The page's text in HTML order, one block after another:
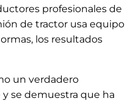
profesionales de
de tractor usa equipo
los resultados
un verdadero
se demuestra que ha